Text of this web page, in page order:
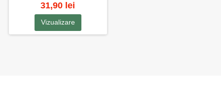
31,90 lei
Vizualizare